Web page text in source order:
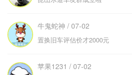
牛鬼蛇神 / 07-02
置换旧车评估价才2000元
苹果1231 / 07-02